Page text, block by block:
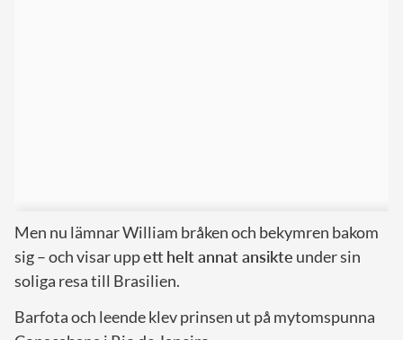
Men nu lämnar William bråken och bekymren bakom
sig – och visar uppett helt annat ansikte under sin
soliga resa till Brasilien.
Barfota och leende klev prinsen ut på mytomspunna